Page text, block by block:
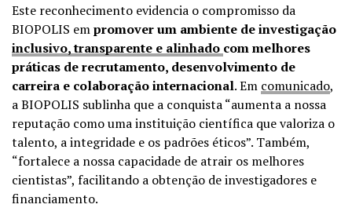
Este reconhecimento evidencia o compromisso da
BIOPOLIS empromover um ambiente de investigação
inclusivo, transparente e alinhado com melhores
práticas de recrutamento, desenvolvimento de
carreira e colaboração internacional. Em comunicado,
a BIOPOLIS sublinha que a conquista “aumenta a nossa
reputação como uma instituição científica que valoriza o
talento, a integridade e os padrões éticos”. Também,
“fortalece a nossa capacidade de atrair os melhores
cientistas”, facilitando a obtenção de investigadores e
financiamento.